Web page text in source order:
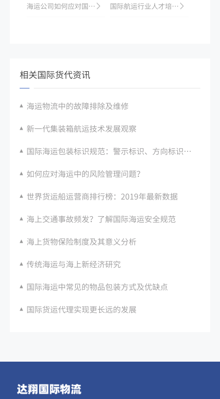
海运公司如何应对国际政治事件？ 国际航运行业人才培训和发展趋势
相关国际货代资讯
海运物流中的故障排除及维修
新一代集装箱航运技术发展观察
国际海运包装标识规范：警示标识、方向标识张贴要求
如何应对海运中的风险管理问题？
世界货运船运营商排行榜：2019年最新数据
海上交通事故频发？了解国际海运安全规范
海上货物保险制度及其意义分析
传统海运与海上新经济研究
国际海运中常见的物品包装方式及优缺点
国际货运代理实现更长远的发展